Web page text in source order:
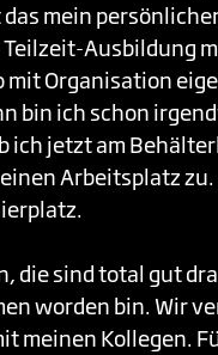
mein
Teilzeit-Ausbildung
mit Organisation
bin ich schon
ich jetzt am
Arbeitsplatz
die sind total gut
worden bin. Wir
meinen Kollegen.